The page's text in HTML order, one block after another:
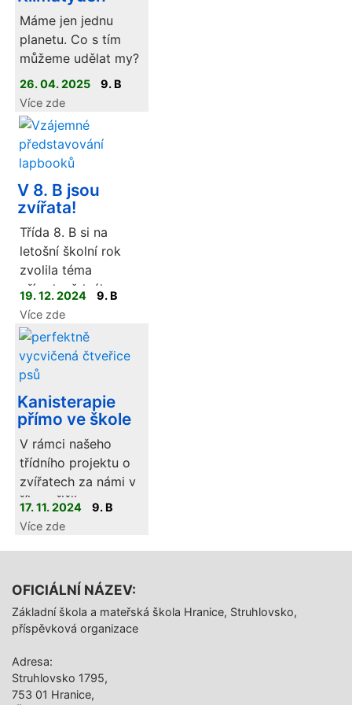
profesí a položit jim
10 otázek, které nás
v souvislosti s jejich
prací zajímají.
milují!
Máme jen jednu
planetu. Co s tím
můžeme udělat my?
Osmáci prožili
projektový týden na
téma klimatická
změna.
26. 04. 2025
9. B
Více zde
V 8. B jsou
zvířata!
Třída 8. B si na
letošní školní rok
zvolila téma
přírodovědného
projektu ZVÍŘATA.
19. 12. 2024
9. B
Více zde
Kanisterapie
přímo ve škole
V rámci našeho
třídního projektu o
zvířatech za námi v
říjnu přišli
kanisterapeutičtí psi.
17. 11. 2024
9. B
Více zde
OFICIÁLNÍ NÁZEV:
Základní škola a mateřská škola Hranice, Struhlovsko,
příspěvková organizace
Adresa:
Struhlovsko 1795,
753 01 Hranice,